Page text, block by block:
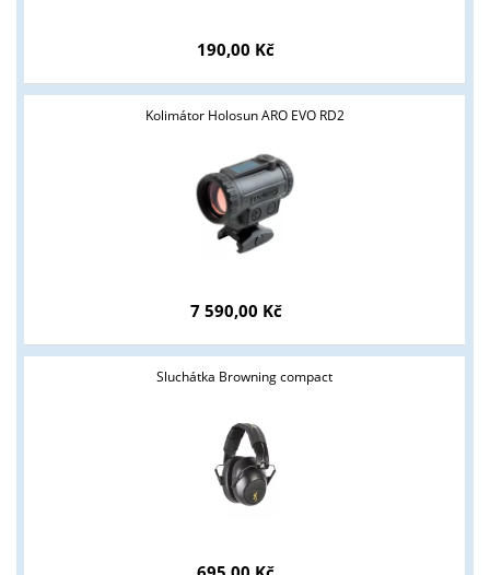
190,00 Kč
Kolimátor Holosun ARO EVO RD2
7 590,00 Kč
Sluchátka Browning compact